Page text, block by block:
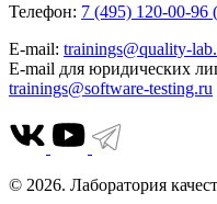
Телефон: 7 (495) 120-00-96
E-mail: trainings@quality-
E-mail для юридических
trainings@software-testing.ru
© 2026. Лаборатория